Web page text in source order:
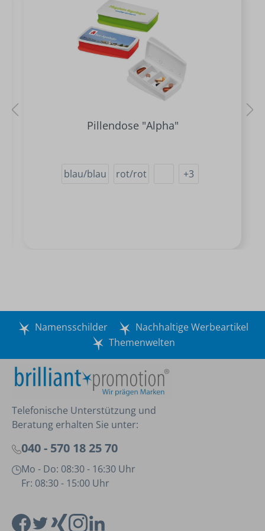
Pillendose "Alpha"
blau/blau rot/rot +3
Namensschilder
Nachhaltige Werbeartikel
Themenwelten
Telefonische Unterstützung und
Beratung erhalten Sie unter:
040 - 570 18 25 70
Mo - Do: 08:30 - 16:30 Uhr
Fr: 08:30 - 15:00 Uhr